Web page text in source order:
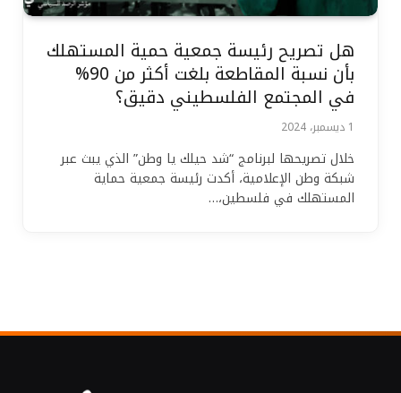
هل تصريح رئيسة جمعية حمية المستهلك
بأن نسبة المقاطعة بلغت أكثر من 90%
في المجتمع الفلسطيني دقيق؟
1 ديسمبر، 2024
خلال تصريحها لبرنامج “شد حيلك يا وطن” الذي يبث عبر
شبكة وطن الإعلامية، أكدت رئيسة جمعية حماية
المستهلك في فلسطين،…